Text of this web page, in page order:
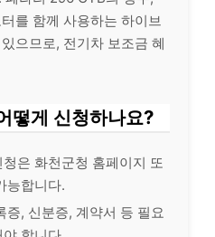
를 함께 사용하는 하이브
으므로, 전기차 보조금 혜
떻게 신청하나요?
은 화천군청 홈페이지 또
능합니다.
증, 신분증, 계약서 등 필요